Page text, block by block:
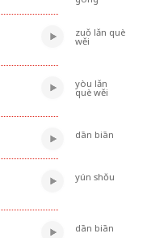
zuǒ lǎn què
wěi
yòu lǎn
què wěi
dān biān
yún shǒu
dān biān